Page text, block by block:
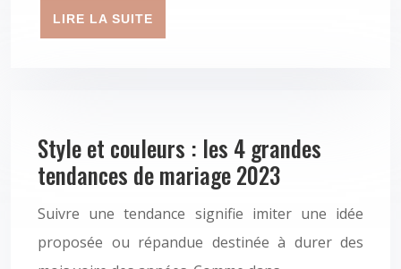
LIRE LA SUITE
Style et couleurs : les 4 grandes
tendances de mariage 2023
Suivre une tendance signifie imiter une idée
proposée ou répandue destinée à durer des